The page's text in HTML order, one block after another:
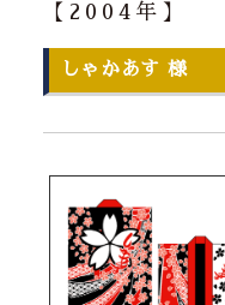
【2004年】
しゃかあす 様